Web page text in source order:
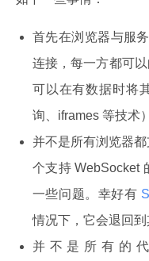
首先在浏览器与服
连接，每一方都可
可以在有数据时将
询、iframes 等技术）
并不是所有浏览器
个支持 WebSocket
一些问题。幸好有
情况下，它会退回到
并不是所有的